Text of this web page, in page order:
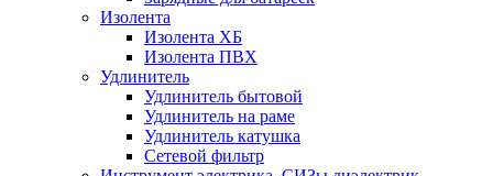
Изолента
Изолента ХБ
Изолента ПВХ
Удлинитель
Удлинитель бытовой
Удлинитель на раме
Удлинитель катушка
Сетевой фильтр